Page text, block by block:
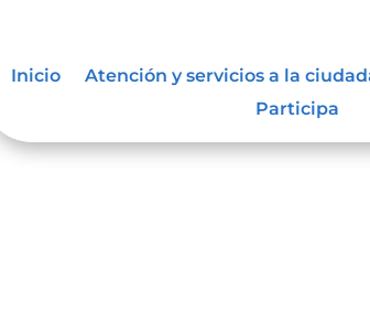
Inicio Atención y servicios a la
Participa
vigentes exigidos
externos o internos.